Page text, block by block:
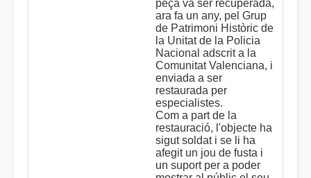
peça va ser recuperada,
ara fa un any, pel Grup
de Patrimoni Històric de
la Unitat de la Policia
Nacional adscrit a la
Comunitat Valenciana, i
enviada a ser
restaurada per
especialistes.
Com a part de la
restauració, l'objecte ha
sigut soldat i se li ha
afegit un jou de fusta i
un suport per a poder